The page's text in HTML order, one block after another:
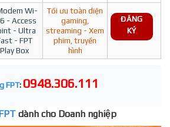
Wi-
- Access
- Ultra
- FPT
Play Box
Tối ưu toàn diện
gaming,
streaming - Xem
phim, truyền
hình
ĐĂNG
KÝ
FPT: 0948.306.111
dành cho Doanh nghiệp